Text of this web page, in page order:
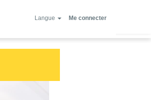
Langue Me connecter